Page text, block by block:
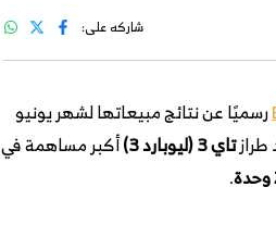
شاركه على:
رسميًا عن نتائج مبيعاتها لشهر يونيو
طرازتاي 3 ( ليوبارد3) أكبر مساهمة في
.